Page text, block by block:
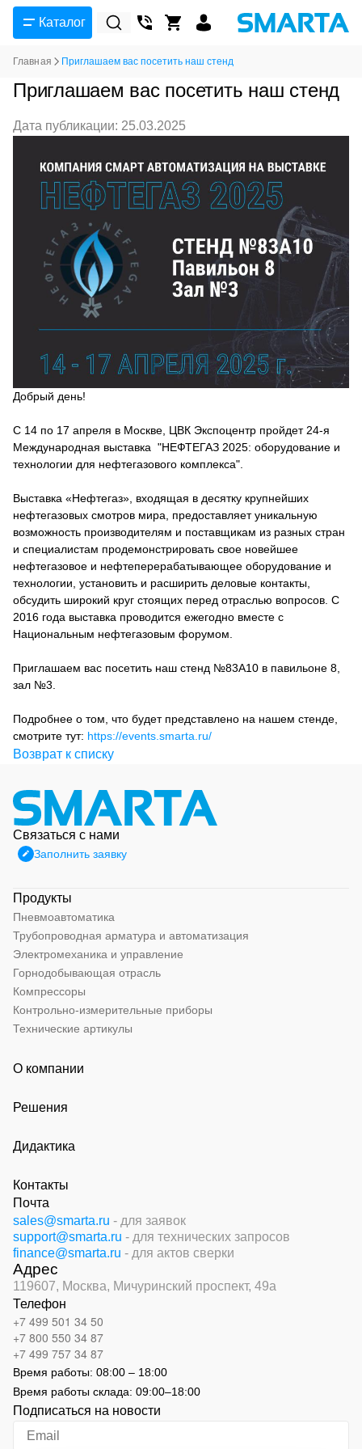
Каталог
Главная Приглашаем вас посетить наш стенд
Приглашаем вас посетить наш стенд
Дата публикации: 25.03.2025
Добрый день!
С 14 по 17 апреля в Москве, ЦВК Экспоцентр пройдет 24-я
Международная выставка "НЕФТЕГАЗ 2025: оборудование и
технологии для нефтегазового комплекса".
Выставка «Нефтегаз», входящая в десятку крупнейших
нефтегазовых смотров мира, предоставляет уникальную
возможность производителям и поставщикам из разных стран
и специалистам продемонстрировать свое новейшее
нефтегазовое и нефтеперерабатывающее оборудование и
технологии, установить и расширить деловые контакты,
обсудить широкий круг стоящих перед отраслью вопросов. С
2016 года выставка проводится ежегодно вместе с
Национальным нефтегазовым форумом.
Приглашаем вас посетить наш стенд №83А10 в павильоне 8,
зал №3.
Подробнее о том, что будет представлено на нашем стенде,
смотрите тут: https://events.smarta.ru/
Возврат к списку
Связаться с нами
Заполнить заявку
Продукты
Пневмоавтоматика
Трубопроводная арматура и автоматизация
Электромеханика и управление
Горнодобывающая отрасль
Компрессоры
Контрольно-измерительные приборы
Технические артикулы
О компании
Решения
Дидактика
Контакты
Почта
sales@smarta.ru - для заявок
support@smarta.ru - для технических запросов
finance@smarta.ru - для актов сверки
Адрес
119607, Москва, Мичуринский проспект, 49а
Телефон
+7 499 501 34 50
+7 800 550 34 87
+7 499 757 34 87
Время работы: 08:00 – 18:00
Время работы склада: 09:00–18:00
Подписаться на новости